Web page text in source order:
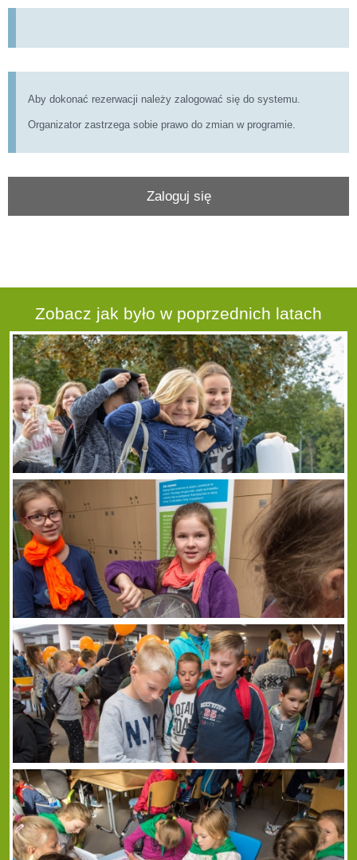
Aby dokonać rezerwacji należy zalogować się do systemu.
Organizator zastrzega sobie prawo do zmian w programie.
Zaloguj się
Zobacz jak było w poprzednich latach